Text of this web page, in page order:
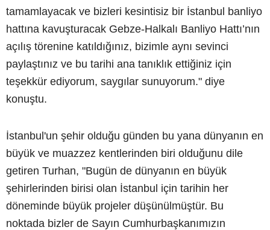
tamamlayacak ve bizleri kesintisiz bir İstanbul banliyo
hattına kavuşturacak Gebze-Halkalı Banliyo Hattı’nın
açılış törenine katıldığınız, bizimle aynı sevinci
paylaştınız ve bu tarihi ana tanıklık ettiğiniz için
teşekkür ediyorum, saygılar sunuyorum." diye
konuştu.
İstanbul'un şehir olduğu günden bu yana dünyanın en
büyük ve muazzez kentlerinden biri olduğunu dile
getiren Turhan, "Bugün de dünyanın en büyük
şehirlerinden birisi olan İstanbul için tarihin her
döneminde büyük projeler düşünülmüştür. Bu
noktada bizler de Sayın Cumhurbaşkanımızın